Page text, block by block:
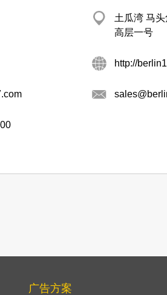
土瓜湾 马
高层一号
http://
广告方案